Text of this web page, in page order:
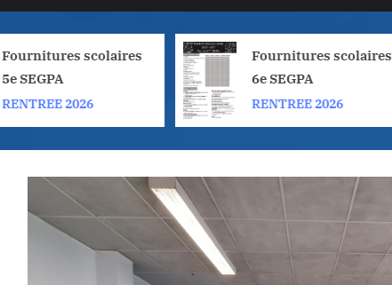
Fournitures scolaires
5e SEGPA
RENTREE 2026
Fournitures scolaires
6e SEGPA
RENTREE 2026